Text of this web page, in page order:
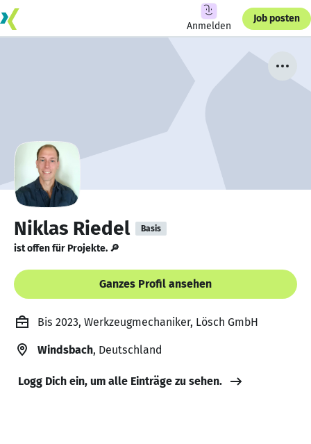
Anmelden
Job posten
Niklas Riedel Basis
ist offen für Projekte. 🔎
Ganzes Profil ansehen
Bis 2023, Werkzeugmechaniker, Lösch GmbH
Windsbach, Deutschland
Logg Dich ein, um alle Einträge zu sehen.